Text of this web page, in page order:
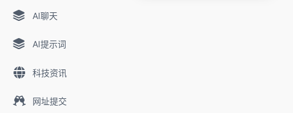
AI聊天
AI提示词
科技资讯
网址提交